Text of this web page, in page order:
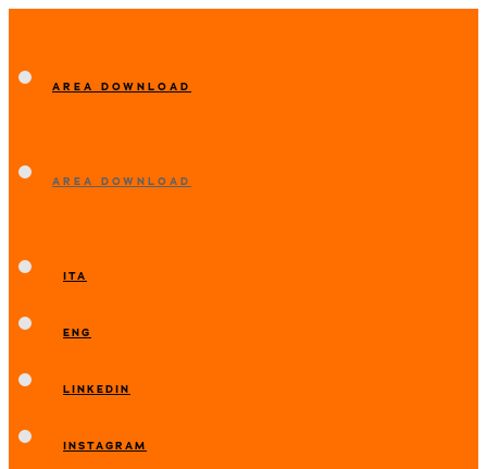
AREA DOWNLOAD
AREA DOWNLOAD
ITA
ENG
LINKEDIN
INSTAGRAM